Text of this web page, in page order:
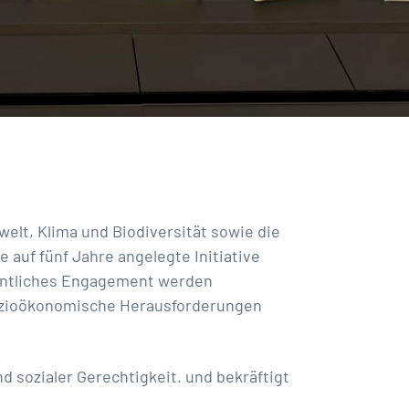
Klima und Biodiversität sowie die
auf fünf Jahre angelegte Initiative
Engagement werden
Herausforderungen
sozialer Gerechtigkeit. und bekräftigt